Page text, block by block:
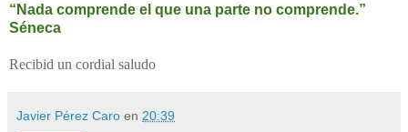
“Nada comprende el que una parte no comprende.”
Séneca
Recibid un cordial saludo
Javier Pérez Caro en 20:39